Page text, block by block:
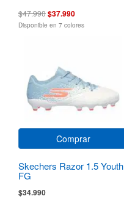
$47.990$37.990
Disponible en 7 colores
Comprar
Skechers Razor 1.5 Youth
FG
$34.990